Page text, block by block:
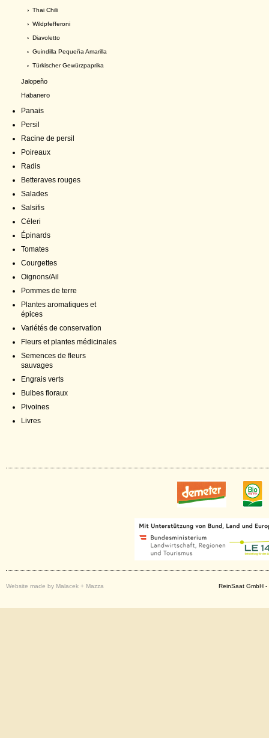
› Thai Chili
› Wildpfefferoni
› Diavoletto
› Guindilla Pequeña Amarilla
› Türkischer Gewürzpaprika
Jalopeño
Habanero
Panais
Persil
Racine de persil
Poireaux
Radis
Betteraves rouges
Salades
Salsifis
Céleri
Épinards
Tomates
Courgettes
Oignons/Ail
Pommes de terre
Plantes aromatiques et
épices
Variétés de conservation
Fleurs et plantes médicinales
Semences de fleurs
sauvages
Engrais verts
Bulbes floraux
Pivoines
Livres
Website made by Malacek + Mazza ReinSaat GmbH